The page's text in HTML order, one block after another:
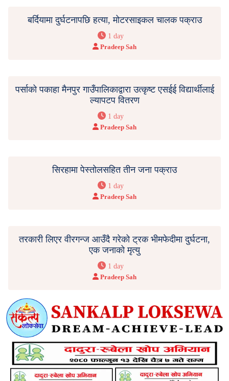
बर्दियामा दुर्घटनापछि हत्या, मोटरसाइकल चालक पक्राउ
1 day
Pradeep Sah
पर्साको पकाहा मैनपुर गाउँपालिकाद्वारा उत्कृष्ट एसईई विद्यार्थीलाई
ल्यापटप वितरण
1 day
Pradeep Sah
सिरहामा पेस्तोलसहित तीन जना पक्राउ
1 day
Pradeep Sah
तरकारी लिएर वीरगन्ज आउँदै गरेको ट्रक भीमफेदीमा दुर्घटना,
एक जनाको मृत्यु
1 day
Pradeep Sah